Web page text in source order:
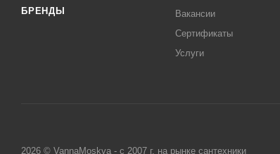
БРЕНДЫ
Вакансии
Сертификаты
Услуги
2026 © VannaMoskva - с 2007 г. на рынке сантехники